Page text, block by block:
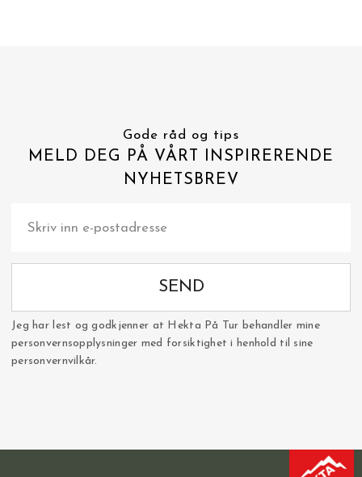
Gode råd og tips
MELD DEG PÅ VÅRT INSPIRERENDE
NYHETSBREV
SEND
Jeg har lest og godkjenner at Hekta På Tur behandler mine
personvernsopplysninger med forsiktighet i henhold til sine
personvernvilkår.